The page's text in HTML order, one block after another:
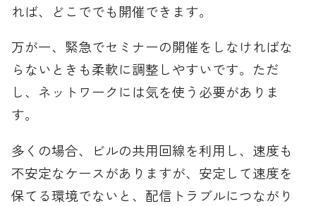
れば、どこででも開催できます。
万が一、緊急でセミナーの開催をしなければな
らないときも柔軟に調整しやすいです。ただ
し、ネットワークには気を使う必要がありま
す。
多くの場合、ビルの共用回線を利用し、速度も
不安定なケースがありますが、安定して速度を
保てる環境でないと、配信トラブルにつながり